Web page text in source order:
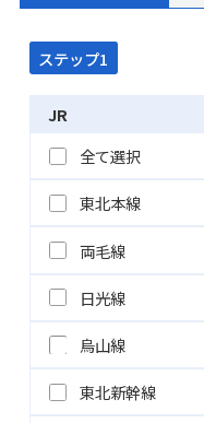
ステップ1
JR
全て選択
東北本線
両毛線
日光線
烏山線
東北新幹線